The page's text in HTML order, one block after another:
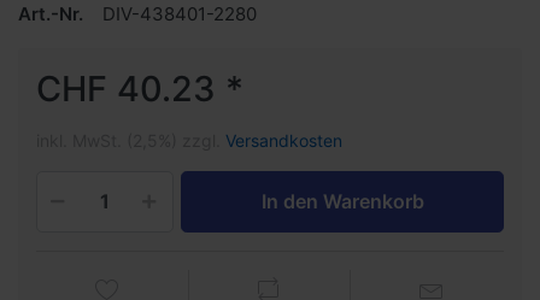
Art.-Nr. DIV-438401-2280
CHF 40.23 *
Versandkosten
In den Warenkorb